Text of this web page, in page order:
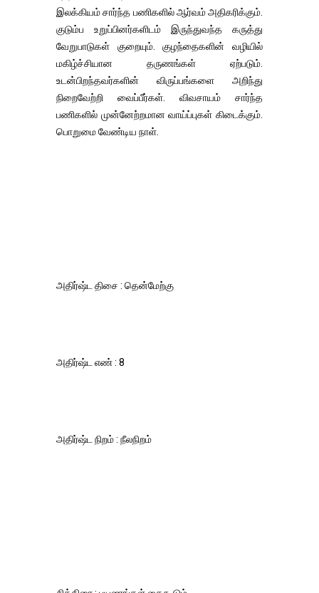
இலக்கியம் சார்ந்த பணிகளில் ஆர்வம் அதிகரிக்கும்.
குடும்ப உறுப்பினர்களிடம் இருந்துவந்த கருத்து
வேறுபாடுகள் குறையும். குழந்தைகளின் வழியில்
மகிழ்ச்சியான தருணங்கள் ஏற்படும்.
உடன்பிறந்தவர்களின் விருப்பங்களை அறிந்து
நிறைவேற்றி வைப்பீர்கள். விவசாயம் சார்ந்த
பணிகளில் முன்னேற்றமான வாய்ப்புகள் கிடைக்கும்.
பொறுமை வேண்டிய நாள்.
அதிர்ஷ்ட திசை : தென்மேற்கு
அதிர்ஷ்ட எண் : 8
அதிர்ஷ்ட நிறம் : நீலநிறம்